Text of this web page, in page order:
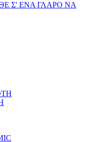
Σ' ΕΝΑ ΓΛΑΡΟ ΝΑ